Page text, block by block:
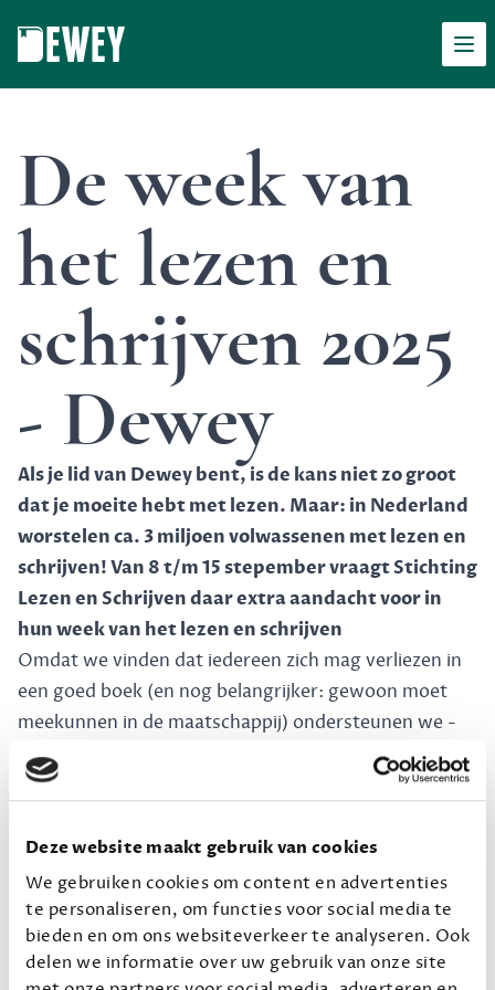
Deze website maakt gebruik van cookies
We gebruiken cookies om content en advertenties
te personaliseren, om functies voor social media te
bieden en om ons websiteverkeer te analyseren. Ook
delen we informatie over uw gebruik van onze site
De week van
het lezen en
schrijven 2025
- Dewey
Als je lid van Dewey bent, is de kans niet zo groot
dat je moeite hebt met lezen. Maar: in Nederland
worstelen ca. 3 miljoen volwassenen met lezen en
schrijven! Van 8 t/m 15 stepember vraagt Stichting
Lezen en Schrijven daar extra aandacht voor in
hun week van het lezen en schrijven
Omdat we vinden dat iedereen zich mag verliezen in
een goed boek (en nog belangrijker: gewoon moet
meekunnen in de maatschappij) ondersteunen we -
namens onze leden - ieder jaar met een
klein bedrag
deze stichting. Binnenkort start hun jaarlijkse week
ook graag wat bijdragen? Bekijk dan hunwebsite
laat je inspireren.